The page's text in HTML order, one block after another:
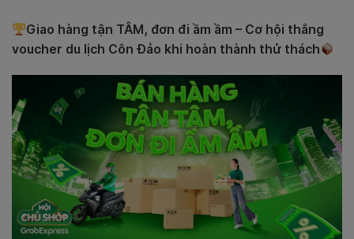
Giao hàng tận TÂM, đơn đi ầm ầm – Cơ hội thắng
voucher du lịch Côn Đảo khi hoàn thành thử thách